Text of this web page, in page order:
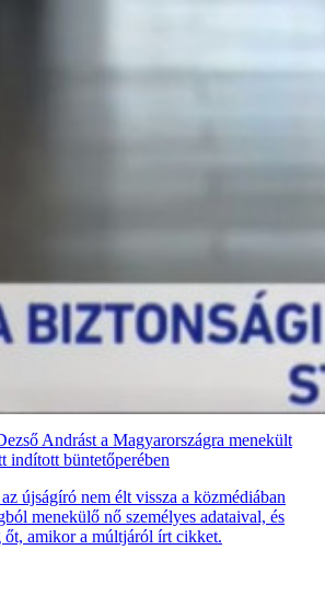
Andrást a Magyarországra menekült
indított büntetőperében
újságíró nem élt vissza a közmédiában
menekülő nő személyes adataival, és
őt, amikor a múltjáról írt cikket.